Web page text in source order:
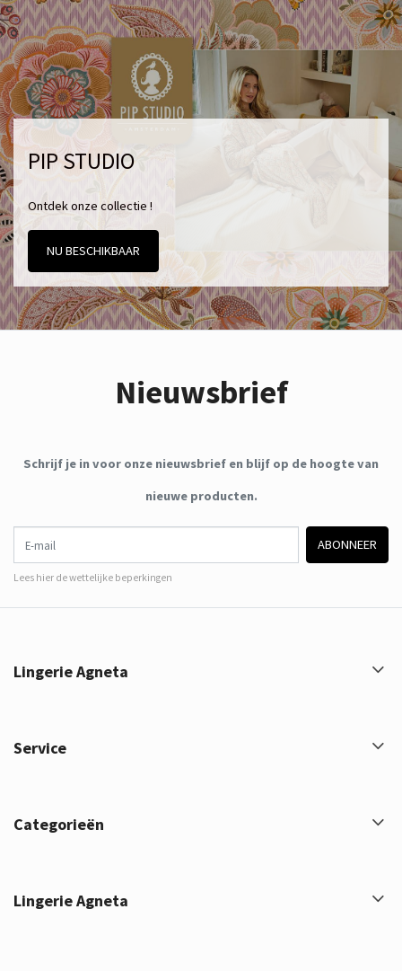
PIP STUDIO
Ontdek onze collectie !
NU BESCHIKBAAR
Nieuwsbrief
Schrijf je in voor onze nieuwsbrief en blijf op de hoogte van
nieuwe producten.
ABONNEER
Lees hier de wettelijke beperkingen
Lingerie Agneta
Service
Categorieën
Lingerie Agneta